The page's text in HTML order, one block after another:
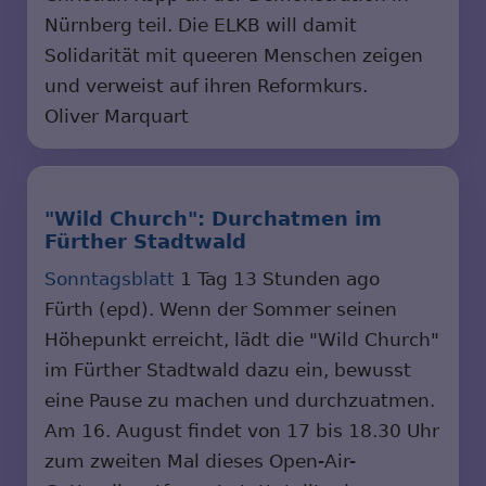
Nürnberg teil. Die ELKB will damit
Solidarität mit queeren Menschen zeigen
und verweist auf ihren Reformkurs.
Oliver Marquart
"Wild Church": Durchatmen im
Fürther Stadtwald
Sonntagsblatt 1 Tag 13 Stunden ago
Fürth (epd). Wenn der Sommer seinen
Höhepunkt erreicht, lädt die "Wild Church"
im Fürther Stadtwald dazu ein, bewusst
eine Pause zu machen und durchzuatmen.
Am 16. August findet von 17 bis 18.30 Uhr
zum zweiten Mal dieses Open-Air-